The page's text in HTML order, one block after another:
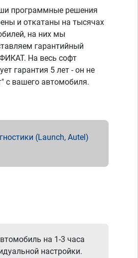
программные решения
и откатаны на тысячах
на них мы
гарантийный
На весь софт
гарантия 5 лет - он не
с вашего автомобиля.
(Launch, Autel)
на 1-3 часа
настройки.